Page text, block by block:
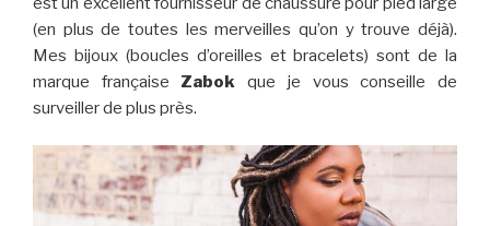
(en plus de toutes les merveilles qu’on y trouve déjà).
Mes bijoux (boucles d’oreilles et bracelets) sont de la
marque française Zabok que je vous conseille de
surveiller de plus près.